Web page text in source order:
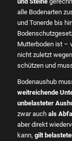
alle Bodenarten
und Tonerde bis
Mutterboden ist –
nicht zuletzt
schützen und
Bodenaushub
weitreichende
unbelasteter
zwar auchals
aber direkt
kann, gilt